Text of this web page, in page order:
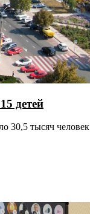
детей
30,5 тысяч человек